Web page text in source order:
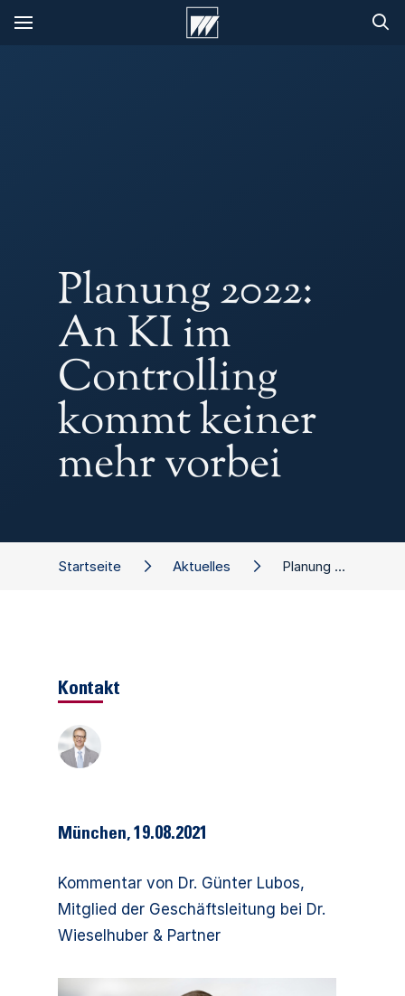
München, 19.08.2021
Kommentar von Dr. Günter Lubos,
Mitglied der Geschäftsleitung bei Dr.
Wieselhuber & Partner
Startseite Aktuelles Planung 2022: An KI im Controlling kommt keiner mehr vorbei
Kontakt
Planung 2022:
An KI im
Controlling
kommt keiner
mehr vorbei